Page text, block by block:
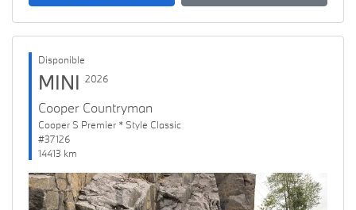
Disponible
MINI 2026
Cooper Countryman
Cooper S Premier * Style Classic
#37126
14413 km